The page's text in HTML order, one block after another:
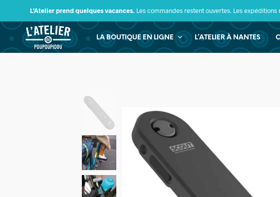
L’Atelier prend quelques vacances. Les commandes restent ouvertes. Les
LA BOUTIQUE EN LIGNE L’ATELIER À NANTES